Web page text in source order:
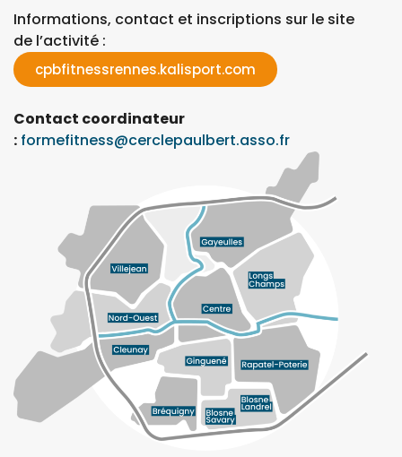
Informations, contact et inscriptions sur le site
de l’activité :
cpbfitnessrennes.kalisport.com
Contact coordinateur
: formefitness@cerclepaulbert.asso.fr